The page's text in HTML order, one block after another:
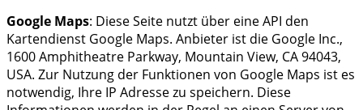
Google Maps: Diese Seite nutzt über eine API den
Kartendienst Google Maps. Anbieter ist die Google Inc.,
1600 Amphitheatre Parkway, Mountain View, CA 94043,
USA. Zur Nutzung der Funktionen von Google Maps ist es
notwendig, Ihre IP Adresse zu speichern. Diese